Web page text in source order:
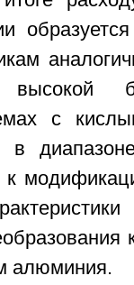
высокой
с
в
к
алюминия.